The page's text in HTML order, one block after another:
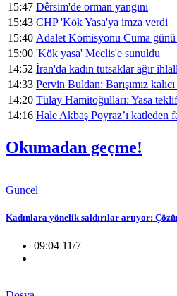
15:47 Dêrsim'de orman yangını
15:43 CHP 'Kök Yasa'ya imza verdi
15:40 Adalet Komisyonu Cuma
15:00 'Kök yasa' Meclis'e sunuldu
14:52 İran'da kadın tutsaklar ağır
14:33 Pervin Buldan: Barışımız
14:20 Tülay Hamitoğulları: Yasa
14:16 Hale Akbaş Poyraz’ı katleden
Okumadan geçme!
Güncel
Kadınlara yönelik saldırılar artıyor:
09:04 11/7